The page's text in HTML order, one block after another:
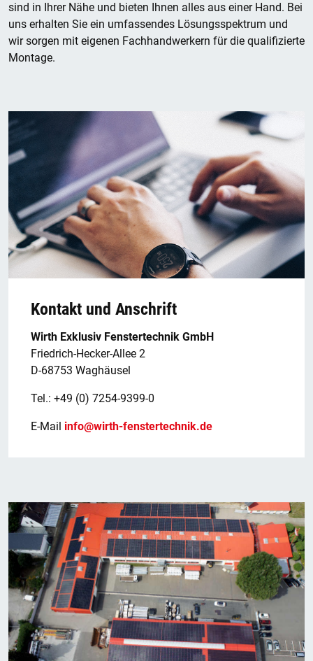
sind in Ihrer Nähe und bieten Ihnen alles aus einer Hand. Bei
uns erhalten Sie ein umfassendes Lösungsspektrum und
wir sorgen mit eigenen Fachhandwerkern für die qualifizierte
Montage.
Kontakt und Anschrift
Wirth Exklusiv Fenstertechnik GmbH
Friedrich-Hecker-Allee 2
D-68753 Waghäusel
Tel.: +49 (0) 7254-9399-0
E-Mail info@wirth-fenstertechnik.de